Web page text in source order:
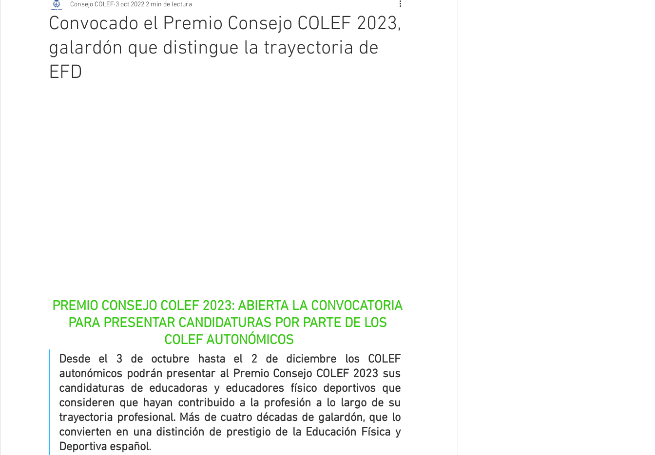
Convocado el Premio Consejo COLEF 2023,
galardón que distingue la trayectoria de
EFD
Consejo COLEF 3 oct 2022 2 min de lectura
PREMIO CONSEJO COLEF 2023: ABIERTA LA CONVOCATORIA
PARA PRESENTAR CANDIDATURAS POR PARTE DE LOS
COLEF AUTONÓMICOS
Desde el 3 de octubre hasta el 2 de diciembre los COLEF
autonómicos podrán presentar al Premio Consejo COLEF 2023 sus
candidaturas de educadoras y educadores físico deportivos que
consideren que hayan contribuido a la profesión a lo largo de su
trayectoria profesional. Más de cuatro décadas de galardón, que lo
convierten en una distinción de prestigio de la Educación Física y
Deportiva español.